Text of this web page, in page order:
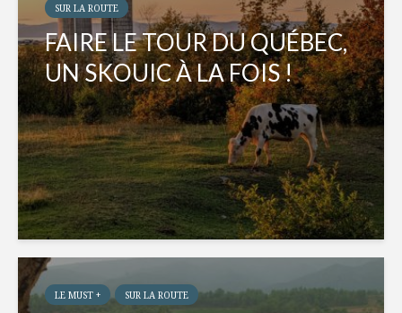
SUR LA ROUTE
FAIRE LE TOUR DU QUÉBEC,
UN SKOUIC À LA FOIS !
LE MUST + SUR LA ROUTE